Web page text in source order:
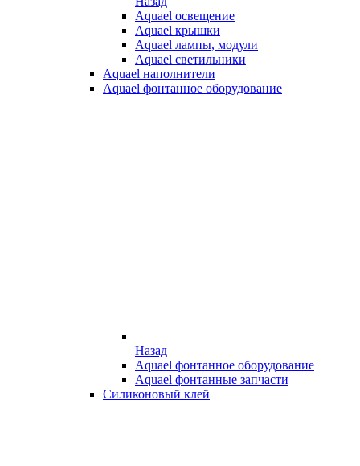
Aquael освещение
Aquael крышки
Aquael лампы, модули
Aquael светильники
Aquael наполнители
Aquael фонтанное оборудование
Назад
Aquael фонтанное оборудование
Aquael фонтанные запчасти
Силиконовый клей